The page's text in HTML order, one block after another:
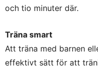
och tio minuter där.
Träna smart
Att träna med barnen
effektivt sätt för att